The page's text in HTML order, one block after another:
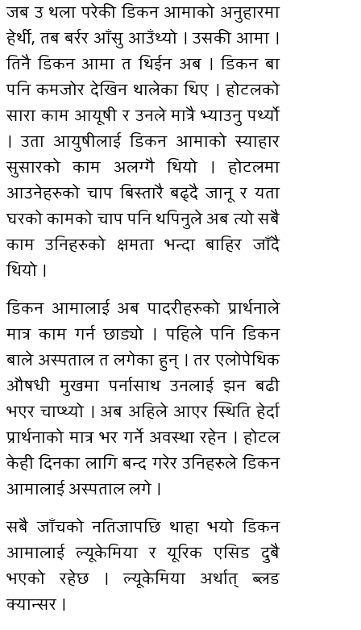
जब उ थला परेकी डिकन आमाको अनुहारमा
हेर्थी, तब बर्रर आँसु आउँथ्यो । उसकी आमा ।
तिनै डिकन आमा त थिईन अब । डिकन बा
पनि कमजोर देखिन थालेका थिए । होटलको
सारा काम आयूषी र उनले मात्रै भ्याउनु पर्थ्यो
। उता आयुषीलाई डिकन आमाको स्याहार
सुसारको काम अलग्गै थियो । होटलमा
आउनेहरुको चाप बिस्तारै बढ्दै जानू र यता
घरको कामको चाप पनि थपिनुले अब त्यो सबै
काम उनिहरुको क्षमता भन्दा बाहिर जाँदै
थियो ।
डिकन आमालाई अब पादरीहरुको प्रार्थनाले
मात्र काम गर्न छाड्यो । पहिले पनि डिकन
बाले अस्पताल त लगेका हुन् । तर एलोपेथिक
औषधी मुखमा पर्नासाथ उनलाई झन बढी
भएर चाप्थ्यो । अब अहिले आएर स्थिति हेर्दा
प्रार्थनाको मात्र भर गर्ने अवस्था रहेन । होटल
केही दिनका लागि बन्द गरेर उनिहरुले डिकन
आमालाई अस्पताल लगे ।
सबै जाँचको नतिजापछि थाहा भयो डिकन
आमालाई ल्यूकेमिया र यूरिक एसिड दुबै
भएको रहेछ । ल्यूकेमिया अर्थात् ब्लड
क्यान्सर ।